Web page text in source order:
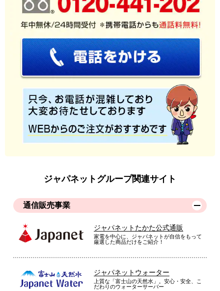
ジャパネットグループ関連サイト
通信販売事業
ジャパネットたかた公式通販
家電を中心に、ジャパネットが自信をもって
厳選した商品だけをご紹介！
ジャパネットウォーター
上質な「富士山の天然水」。安心・安全、こ
だわりのウォーターサーバー